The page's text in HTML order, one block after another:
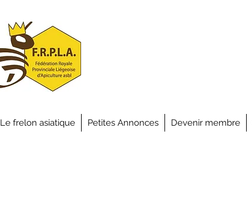
Le frelon asiatique Petites Annonces Devenir membre